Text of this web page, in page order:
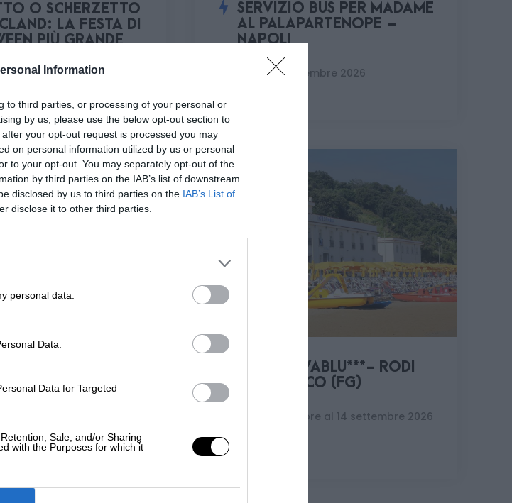
Information
to third parties, or processing of your personal or
by us, please use the below opt-out section to
your opt-out request is processed you may
on personal information utilized by us or personal
to your opt-out. You may separately opt-out of the
by third parties on the IAB’s list of downstream
disclosed by us to third parties on the IAB’s List of
disclose it to other third parties.
personal data.
Data.
Data for Targeted
Sale, and/or Sharing
with the Purposes for which it
O SCHERZETTO
LA FESTA DI
PIÙ GRANDE
SERVIZIO BUS PER MADAME
AL PALAPARTENOPE –
NAPOLI
Martedì 1 dicembre 2026
DIEGO
MARADONA
Giugno 2027
SU RICHIESTA
HOTEL RIVABLU***- RODI
GARGANICO (FG)
Dal 7 settembre al 14 settembre 2026